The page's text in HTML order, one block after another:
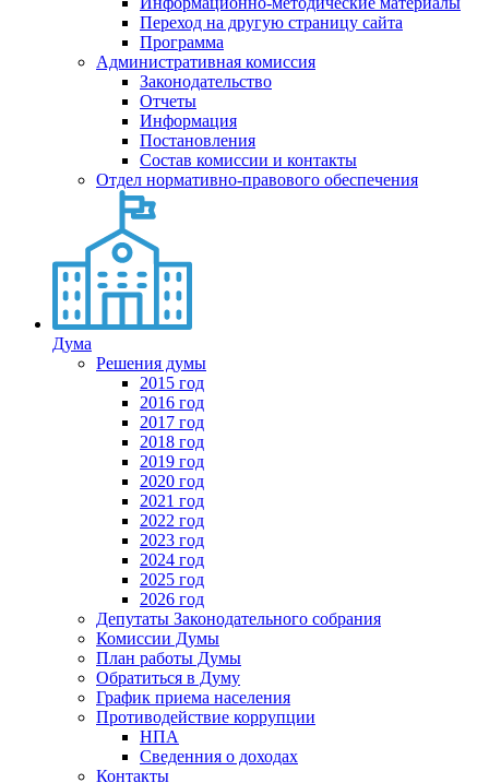
Переход на другую страницу сайта
Программа
Административная комиссия
Законодательство
Отчеты
Информация
Постановления
Состав комиссии и контакты
Отдел нормативно-правового обеспечения
Дума
Решения думы
2015 год
2016 год
2017 год
2018 год
2019 год
2020 год
2021 год
2022 год
2023 год
2024 год
2025 год
2026 год
Депутаты Законодательного собрания
Комиссии Думы
План работы Думы
Обратиться в Думу
График приема населения
Противодействие коррупции
НПА
Сведенния о доходах
Контакты